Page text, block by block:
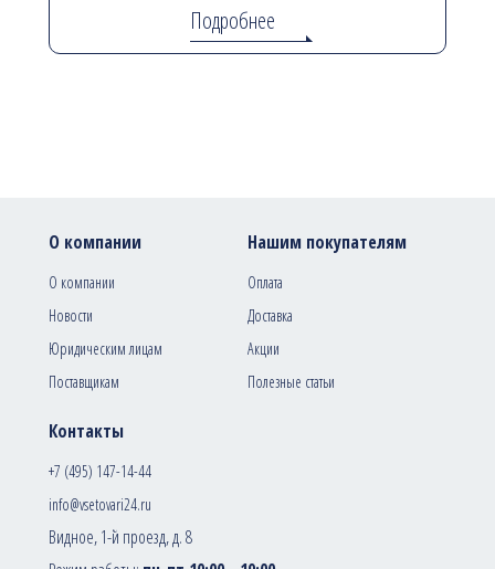
Подробнее
Контакты
+7 (495) 147-14-44
info@vsetovari24.ru
Видное, 1-й проезд, д. 8
О компании
О компании
Новости
Юридическим лицам
Поставщикам
Нашим покупателям
Оплата
Доставка
Акции
Полезные статьи